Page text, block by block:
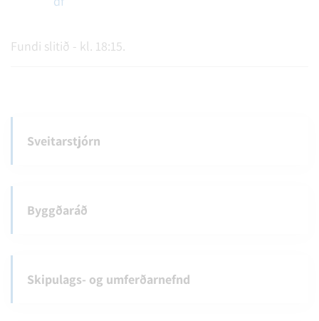
Fundi slitið - kl. 18:15.
Sveitarstjórn
Byggðaráð
Skipulags- og umferðarnefnd